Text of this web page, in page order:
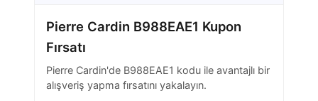
Pierre Cardin B988EAE1 Kupon
Fırsatı
Pierre Cardin'de B988EAE1 kodu ile avantajlı bir
alışveriş yapma fırsatını yakalayın.